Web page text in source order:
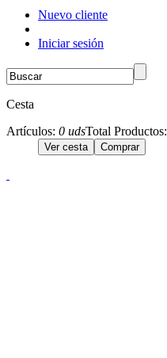
Nuevo cliente
Iniciar sesión
Cesta
Artículos: 0 udsTotal Productos: